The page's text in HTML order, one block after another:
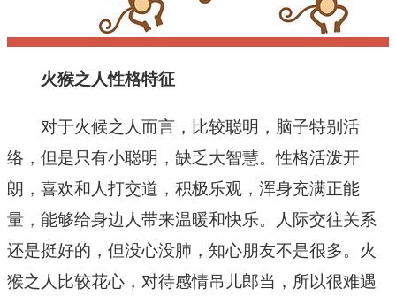
火猴之人性格特征
对于火候之人而言，比较聪明，脑子特别活
络，但是只有小聪明，缺乏大智慧。性格活泼开
朗，喜欢和人打交道，积极乐观，浑身充满正能
量，能够给身边人带来温暖和快乐。人际交往关系
还是挺好的，但没心没肺，知心朋友不是很多。火
猴之人比较花心，对待感情吊儿郎当，所以很难遇